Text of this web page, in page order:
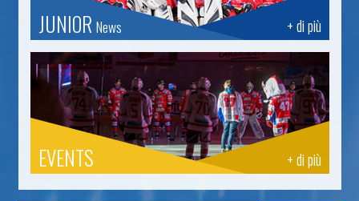
+ di più
JUNIOR News
+ di più
EVENTS